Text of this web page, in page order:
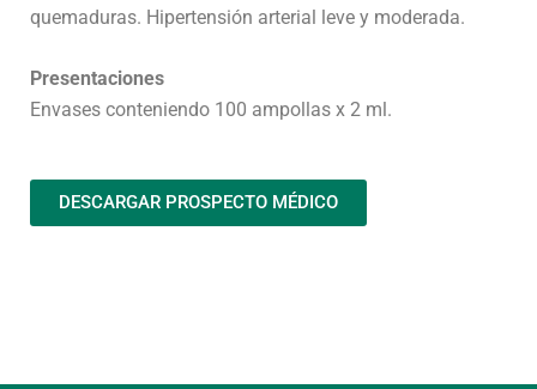
quemaduras. Hipertensión arterial leve y moderada.
Presentaciones
Envases conteniendo 100 ampollas x 2 ml.
DESCARGAR PROSPECTO MÉDICO